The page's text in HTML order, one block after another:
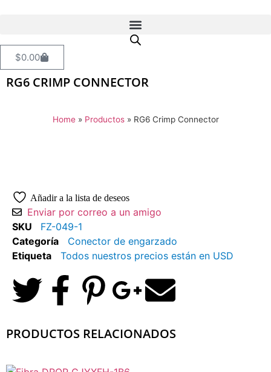
$0.00
RG6 CRIMP CONNECTOR
Home» Productos» RG6 Crimp Connector
Añadir a la lista de deseos
Enviar por correo a un amigo
SKU
FZ-049-1
Categoría
Conector de engarzado
Etiqueta
Todos nuestros precios están en USD
PRODUCTOS RELACIONADOS